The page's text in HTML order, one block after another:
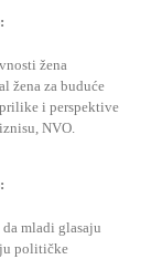
žena
žena za buduće
i perspektive
NVO.
mladi glasaju
političke